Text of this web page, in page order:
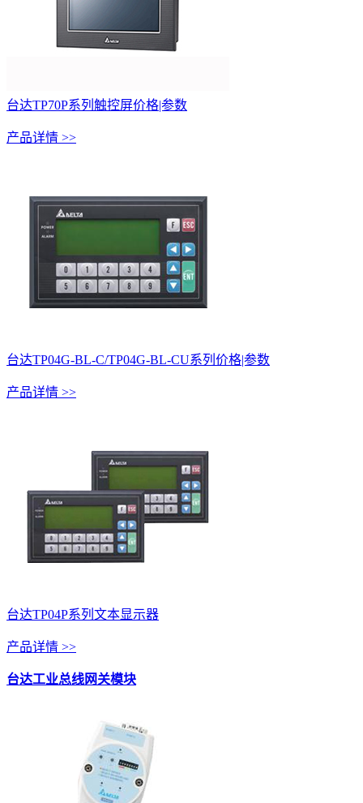
台达TP70P系列触控屏价格|参数
产品详情 >>
台达TP04G-BL-C/TP04G-BL-CU系列价格|参数
产品详情 >>
台达TP04P系列文本显示器
产品详情 >>
台达工业总线网关模块